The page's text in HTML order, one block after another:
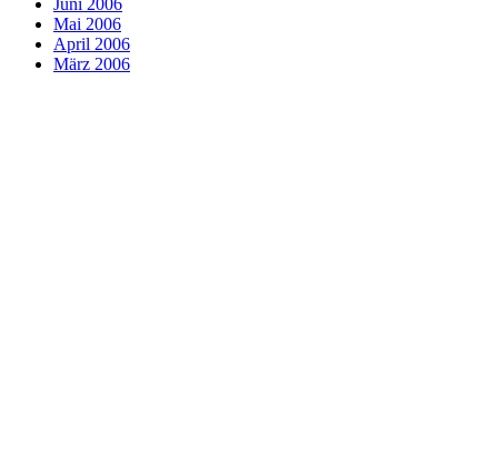
Juni 2006
Mai 2006
April 2006
März 2006